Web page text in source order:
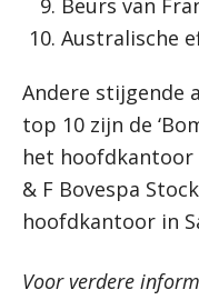
Beurs van
Australische
Andere stijgende
top 10 zijn de
het hoofdkantoor
& F Bovespa
hoofdkantoor in
Voor verdere